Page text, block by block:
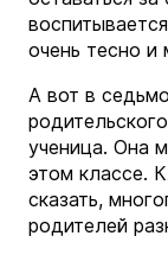
очень тесно и
А вот в
ученица. Она
этом классе.
сказать,
родителей